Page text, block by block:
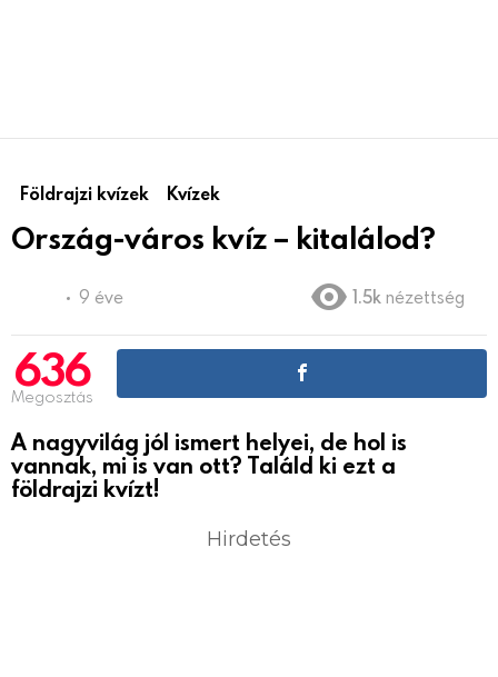
Földrajzi kvízek Kvízek
Ország-város kvíz – kitalálod?
9 éve 1.5k nézettség
636
Megosztás
A nagyvilág jól ismert helyei, de hol is
vannak, mi is van ott? Találd ki ezt a
földrajzi kvízt!
Hirdetés